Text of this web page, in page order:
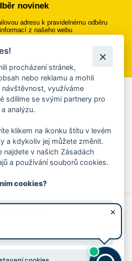
novinek
adresu k pravidelnému odběru
z našeho webu
se k odběru
Mobilní rozhlas
mobilu či mailu upozornění na
kulturní a sportovní akce?
o aplikaci
Prohlášení o používání cookies
procházení stránek,
nebo reklamu a mohli
využíváme
sdílíme se svými partnery pro
analýzu.
klikem na ikonku štítu v levém
a kdykoliv jej můžete změnit.
najdete v našich Zásadách
a používání souborů cookies.
cookies?